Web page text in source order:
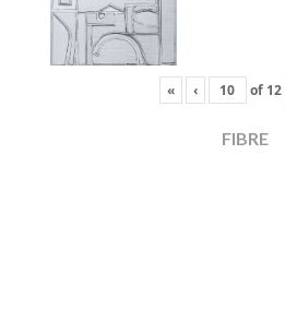
« ‹ of 12
FIBRE